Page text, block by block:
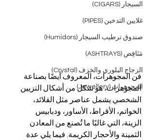
السيجار (CIGARS)
غلايين التدخين (PIPES)
صندوق ترطيب السيجار (Humidors)
مَنَافِض (ASHTRAYS)
الزجاج البلوري والخزف (Crystal)
المجوهرات (Jewellery)
فن المجوهرات، المعروف أيضًا بصناعة
المجوهرات، هو شكل من أشكال التزيين
الشخصي يشمل عناصر مثل القلائد،
الخواتم، الأقراط، الأساور، ودبابيس
الزينة، التي غالبًا ما تُصنع من المعادن
الثمينة والأحجار الكريمة. فيما يلي عدة